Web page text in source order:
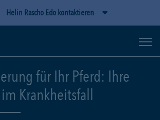
Helin Rascho Edo kontaktieren
für Ihr Pferd: Ihre
Krankheitsfall